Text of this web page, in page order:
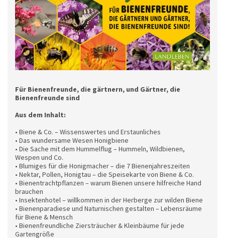
Für Bienenfreunde, die gärtnern, und Gärtner, die
Bienenfreunde sind
Aus dem Inhalt:
• Biene & Co. – Wissenswertes und Erstaunliches
• Das wundersame Wesen Honigbiene
• Die Sache mit dem Hummelflug – Hummeln, Wildbienen,
Wespen und Co.
• Blumiges für die Honigmacher – die 7 Bienenjahreszeiten
• Nektar, Pollen, Honigtau – die Speisekarte von Biene & Co.
• Bienentrachtpflanzen – warum Bienen unsere hilfreiche Hand
brauchen
• Insektenhotel – willkommen in der Herberge zur wilden Biene
• Bienenparadiese und Naturnischen gestalten – Lebensräume
für Biene & Mensch
• Bienenfreundliche Ziersträucher & Kleinbäume für jede
Gartengröße